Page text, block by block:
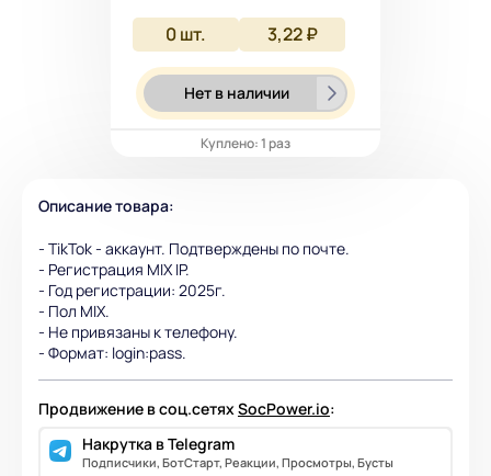
0шт. 3,22 ₽
Нет в наличии
Куплено: 1 раз
Описание товара:
- TikTok - аккаунт. Подтверждены по почте.
- Регистрация MIX IP.
- Год регистрации: 2025г.
- Пол МIX.
- Не привязаны к телефону.
- Формат: login:pass.
Продвижение в соц.сетяхSocPower.io:
Накрутка в Telegram
Подписчики, БотСтарт, Реакции, Просмотры, Бусты